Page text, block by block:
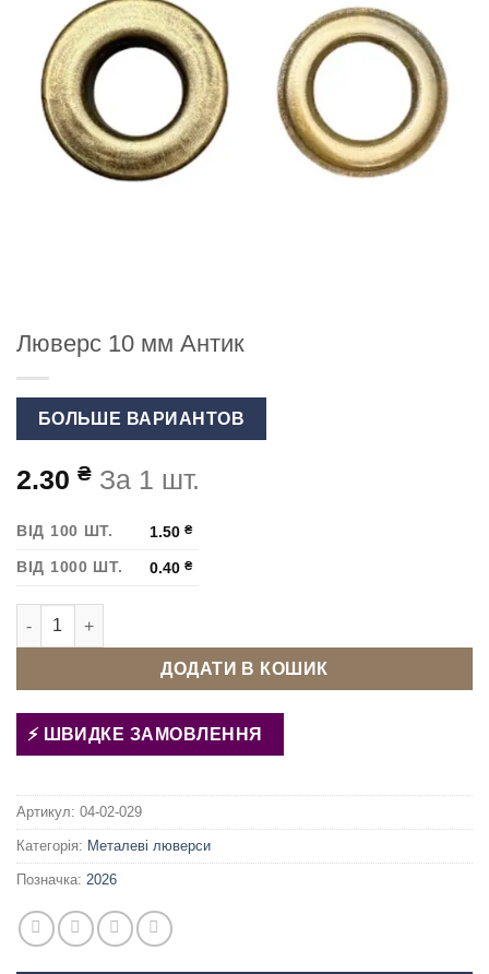
Люверс 10 мм Антик
БОЛЬШЕ ВАРИАНТОВ
2.30 ₴ За 1 шт.
ВІД 100 ШТ. 1.50₴
ВІД 1000 ШТ. 0.40₴
Люверс 10 мм Антик кількість
ДОДАТИ В КОШИК
ШВИДКЕ ЗАМОВЛЕННЯ
Артикул: 04-02-029
Категорія: Металеві люверси
Позначка: 2026